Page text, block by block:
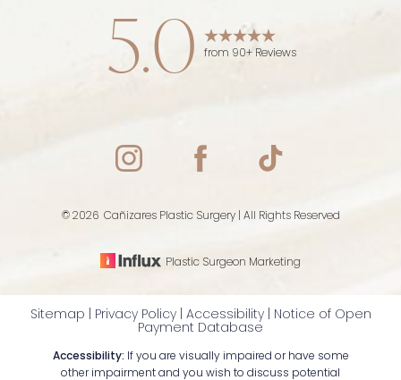
5.0 from 90+ Reviews
© 2026Cañizares Plastic Surgery | All Rights Reserved
Plastic Surgeon Marketing
Sitemap Privacy Policy| Accessibility|
Notice of Open
Payment Database
Accessibility: If you are visually impaired or have some
other impairment and you wish to discuss potential
Accessibility
Statement